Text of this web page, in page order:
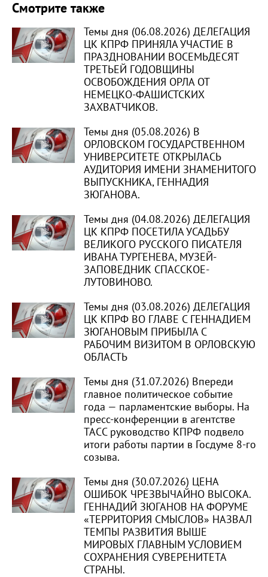
Смотрите также
Темы дня (06.08.2026) ДЕЛЕГАЦИЯ
ЦК КПРФ ПРИНЯЛА УЧАСТИЕ В
ПРАЗДНОВАНИИ ВОСЕМЬДЕСЯТ
ТРЕТЬЕЙ ГОДОВЩИНЫ
ОСВОБОЖДЕНИЯ ОРЛА ОТ
НЕМЕЦКО-ФАШИСТСКИХ
ЗАХВАТЧИКОВ.
Темы дня (05.08.2026) В
ОРЛОВСКОМ ГОСУДАРСТВЕННОМ
УНИВЕРСИТЕТЕ ОТКРЫЛАСЬ
АУДИТОРИЯ ИМЕНИ ЗНАМЕНИТОГО
ВЫПУСКНИКА, ГЕННАДИЯ
ЗЮГАНОВА.
Темы дня (04.08.2026) ДЕЛЕГАЦИЯ
ЦК КПРФ ПОСЕТИЛА УСАДЬБУ
ВЕЛИКОГО РУССКОГО ПИСАТЕЛЯ
ИВАНА ТУРГЕНЕВА, МУЗЕЙ-
ЗАПОВЕДНИК СПАССКОЕ-
ЛУТОВИНОВО.
Темы дня (03.08.2026) ДЕЛЕГАЦИЯ
ЦК КПРФ ВО ГЛАВЕ С ГЕННАДИЕМ
ЗЮГАНОВЫМ ПРИБЫЛА С
РАБОЧИМ ВИЗИТОМ В ОРЛОВСКУЮ
ОБЛАСТЬ
Темы дня (31.07.2026) Впереди
главное политическое событие
года — парламентские выборы. На
пресс-конференции в агентстве
ТАСС руководство КПРФ подвело
итоги работы партии в Госдуме 8-го
созыва.
Темы дня (30.07.2026) ЦЕНА
ОШИБОК ЧРЕЗВЫЧАЙНО ВЫСОКА.
ГЕННАДИЙ ЗЮГАНОВ НА ФОРУМЕ
«ТЕРРИТОРИЯ СМЫСЛОВ» НАЗВАЛ
ТЕМПЫ РАЗВИТИЯ ВЫШЕ
МИРОВЫХ ГЛАВНЫМ УСЛОВИЕМ
СОХРАНЕНИЯ СУВЕРЕНИТЕТА
СТРАНЫ.